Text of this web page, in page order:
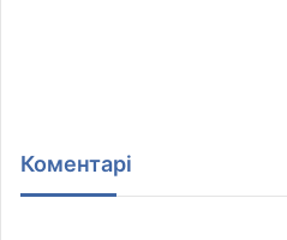
Коментарі